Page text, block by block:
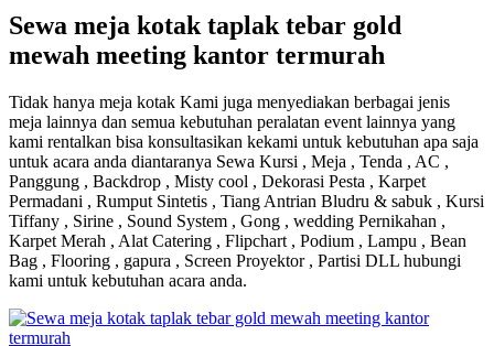
Sewa meja kotak taplak tebar gold
mewah meeting kantor termurah
Tidak hanya meja kotak Kami juga menyediakan berbagai jenis
meja lainnya dan semua kebutuhan peralatan event lainnya yang
kami rentalkan bisa konsultasikan kekami untuk kebutuhan apa saja
untuk acara anda diantaranya Sewa Kursi , Meja , Tenda , AC ,
Panggung , Backdrop , Misty cool , Dekorasi Pesta , Karpet
Permadani , Rumput Sintetis , Tiang Antrian Bludru & sabuk , Kursi
Tiffany , Sirine , Sound System , Gong , wedding Pernikahan ,
Karpet Merah , Alat Catering , Flipchart , Podium , Lampu , Bean
Bag , Flooring , gapura , Screen Proyektor , Partisi DLL hubungi
kami untuk kebutuhan acara anda.